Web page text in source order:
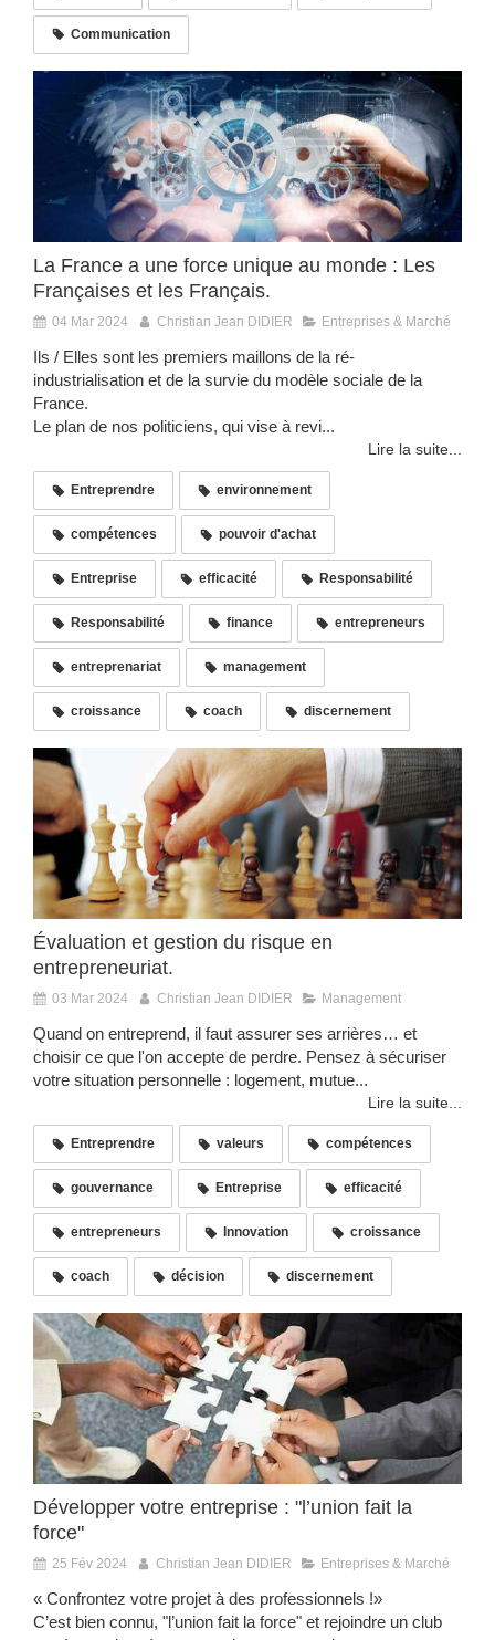
Communication
La France a une force unique au monde : Les
Françaises et les Français.
04 Mar 2024 Christian Jean DIDIER Entreprises & Marché
Ils / Elles sont les premiers maillons de la ré-
industrialisation et de la survie du modèle sociale de la
France.
Le plan de nos politiciens, qui vise à revi...
Lire la suite...
Entreprendre environnement
compétences pouvoir d'achat
Entreprise efficacité Responsabilité
Responsabilité finance entrepreneurs
entreprenariat management
croissance coach discernement
Évaluation et gestion du risque en
entrepreneuriat.
03 Mar 2024 Christian Jean DIDIER Management
Quand on entreprend, il faut assurer ses arrières… et
choisir ce que l'on accepte de perdre. Pensez à sécuriser
votre situation personnelle : logement, mutue...
Lire la suite...
Entreprendre valeurs compétences
gouvernance Entreprise efficacité
entrepreneurs Innovation croissance
coach décision discernement
Développer votre entreprise : "l’union fait la
force"
25 Fév 2024 Christian Jean DIDIER Entreprises & Marché
« Confrontez votre projet à des professionnels !»
C’est bien connu, "l’union fait la force" et rejoindre un club